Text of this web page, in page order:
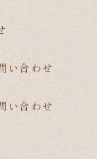
い合わせ
い合わせ